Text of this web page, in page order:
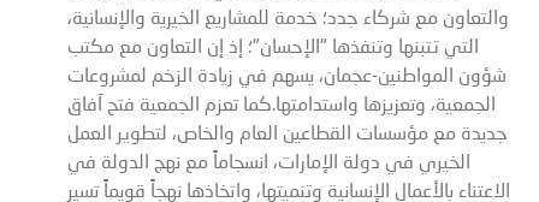
والتعاون مع شركاء جدد؛ خدمة للمشاريع الخيرية والإنسانية،
التي تتبنها وتنفذها "الإحسان"؛ إذ إن التعاون مع مكتب
شؤون المواطنين-عجمان، يسهم في زيادة الزخم لمشروعات
الجمعية، وتعزيزها واستدامتها.كما تعزم الجمعية فتح آفاق
جديدة مع مؤسسات القطاعين العام والخاص، لتطوير العمل
الخيري في دولة الإمارات، انسجاماً مع نهج الدولة في
الاعتناء بالأعمال الإنسانية وتنميتها، واتخاذها نهجاً قويماً تسير